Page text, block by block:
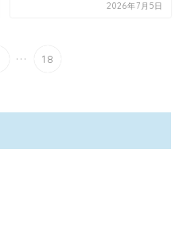
2026年7月5日
... 18